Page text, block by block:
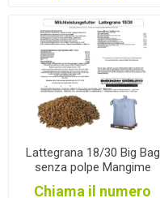
Lattegrana 18/30 Big Bag
senza polpe Mangime
conforme al disciplinare di
Chiama il numero